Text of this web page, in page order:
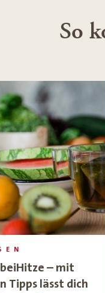
So
– mit
Tipps lässt dich